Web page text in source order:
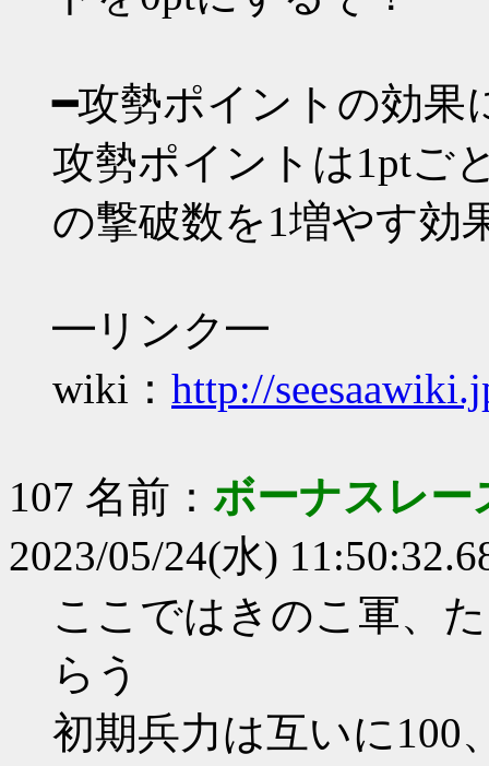
━攻勢ポイントの効
攻勢ポイントは1ptご
の撃破数を1増やす効
━リンク━
wiki： http://
107 名前： ボーナスレー
2023/05/24(水)
ここではきのこ軍、
らう
初期兵力は互いに100